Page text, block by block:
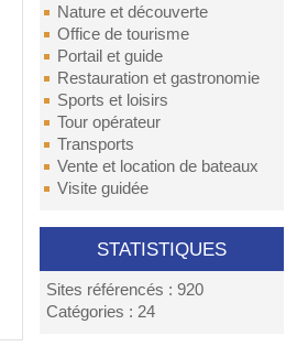
Nature et découverte
Office de tourisme
Portail et guide
Restauration et gastronomie
Sports et loisirs
Tour opérateur
Transports
Vente et location de bateaux
Visite guidée
STATISTIQUES
Sites référencés : 920
Catégories : 24